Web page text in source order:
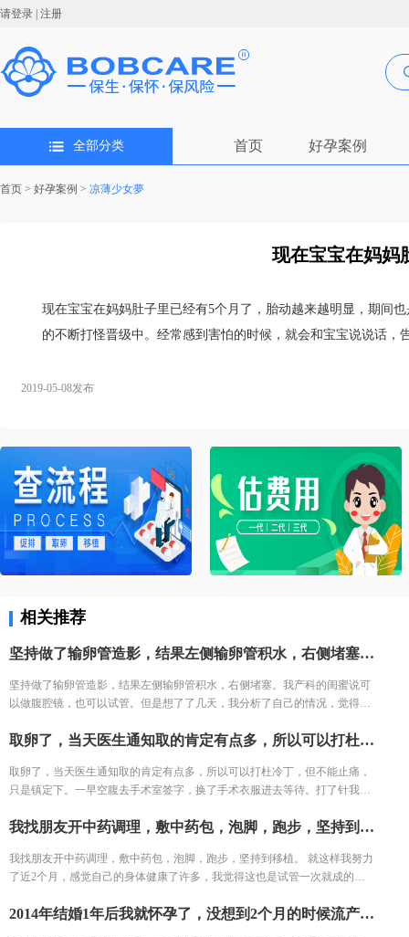
请登录 | 注册
全部分类 首页 好孕案例
首页 > 好孕案例 > 凉薄少女夢
现在宝宝在妈妈
现在宝宝在妈妈肚子里已经有5个月了，胎动越来越明显，期间
的不断打怪晋级中。经常感到害怕的时候，就会和宝宝说说话，
2019-05-08发布
相关推荐
坚持做了输卵管造影，结果左侧输卵管积水，右侧堵塞。我产科的闺蜜说可以做腹腔镜，也可以试管。但是想了了几天，我分析了自己的情况，觉得手术之后再尝试，万一没怀复发还是要去试管。再者也怕自己怀容易宫外孕，我家离三附院比较近，打算直接去三附院，试管了。
坚持做了输卵管造影，结果左侧输卵管积水，右侧堵塞。我产科的闺蜜说可
以做腹腔镜，也可以试管。但是想了了几天，我分析了自己的情况，觉得手
我家离三附院比较近，打算直接去三附院，试管了。
取卵了，当天医生通知取的肯定有点多，所以可以打杜冷丁，但不能止痛，只是镇定下。一早空腹去手术室签字，换了手术衣服进去等待。打了针我就躺床上等着，看着之前取卵的姐妹一个一个出来都哭了，我也怕的不行了。 结果出来了，取了22个，配对17个，结果冻胚5个囊胚1个。 取卵之后第三天，卵巢过度刺激征开始了，喝进去的水和食物根本排不出来。进去多出来少，可想而知多难受，短短几天，肚子如同怀孕几个月，全身鼓起来，吃不好睡不好。 由于积液严重，直接住院治疗，期间对几种治疗的药物全部过敏。每天只能挂葡萄糖，难受得想死。 最后听产科闺蜜建议，托人去医药公司买了人球白蛋白挂上，突然一晚跑了很多次厕所，第二天马上松快了许多。这关算是熬过去了。 补充下，造成卵巢过度刺激征的原因一个是因为年轻，卵巢敏感，受到大量药物刺激，激素水平失调，再者就是血液里的电解质缺失导致大量血液里的蛋白流失。
取卵了，当天医生通知取的肯定有点多，所以可以打杜冷丁，但不能止痛，
只是镇定下。一早空腹去手术室签字，换了手术衣服进去等待。打了针我就
结果出来了，取了22个，配对17个，结果冻胚5个囊胚1个。 取卵之后第三
少，可想而知多难受，短短几天，肚子如同怀孕几个月，全身鼓起来，吃不
好睡不好。 由于积液严重，直接住院治疗，期间对几种治疗的药物全部过
司买了人球白蛋白挂上，突然一晚跑了很多次厕所，第二天马上松快了许
我找朋友开中药调理，敷中药包，泡脚，跑步，坚持到移植。 就这样我努力了近2个月，感觉自己的身体健康了许多，我觉得这也是试管一次就成的重要原因之一。 好不容易熬到了11月，B超医生一看内膜只有0.6cm，劝我取消移植，其实自己之前3次促排内膜都很好，这次内膜薄可能是因为周期长，内膜还没长起来，还有对补佳乐这个药根本不吸收，所以我还是坚持移植，医生说要平常心，但我看姐妹们的分享知道成功率可能只有1成不到了。 因为医生要求移植前三天每天塞2颗黄体酮，给移植做准备，我竟然忘了1次，又吓得不行，但是我想既然都到了现在，不想浪费这么多心血，再者调理了身体之后，我对自己有信心。 医生也就没说什么，直接签了风险书，等着隔天移植。 11月30号移植当天，我紧张半天，移植竟然一点感觉都没有。移植之后我直接回家了。
我找朋友开中药调理，敷中药包，泡脚，跑步，坚持到移植。 就这样我努力
了近2个月，感觉自己的身体健康了许多，我觉得这也是试管一次就成的重
移植，其实自己之前3次促排内膜都很好，这次内膜薄可能是因为周期长，2014年结婚1年后我就怀孕了，没想到2个月的时候流产了。2015年再次流产，宝宝只有3个月。2016年，好不容易又怀孕了，却被诊断出了宫外孕。接下来的2年，一直没有怀孕的音信。 不知道为什么命运要一直这样折磨我，万般无奈下，我踏上了试管的旅途。 我拉着老公来到了郑大三附院的生殖中心。 初步问诊，医生给了我一叠厚厚的检查单。我按照检查单并对照着手上的纸张，一个窗口一个窗口的去检查了。这样检查的日子，一直持续了一个月，所有检查结果才凑齐。